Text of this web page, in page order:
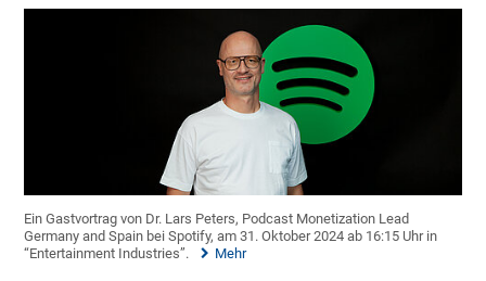
Ein Gastvortrag von Dr. Lars Peters, Podcast Monetization Lead
Germany and Spain bei Spotify, am 31. Oktober 2024 ab 16:15 Uhr in
“Entertainment Industries”.
Mehr